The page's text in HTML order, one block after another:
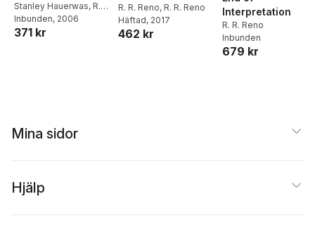
Stanley Hauerwas, R.R.
Reno,Robert W.
Jensen,
Inbunden, 2006
371 kr
R. R. Reno, R. R. Reno
Häftad, 2017
462 kr
Interpretation
R. R. Reno
Inbunden
679 kr
Mina sidor
Hjälp